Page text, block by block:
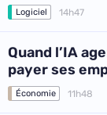
Logiciel 14h47
Quand l’IA
payer ses
Économie 11h48